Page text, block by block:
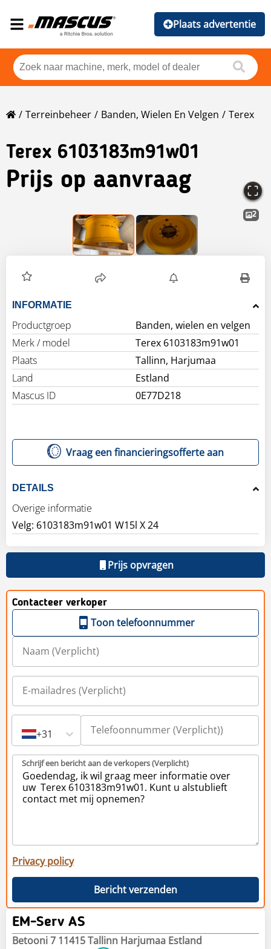
Plaats advertentie
Terreinbeheer Banden, Wielen En Velgen Terex
Terex 6103183m91w01
Prijs op aanvraag
2
INFORMATIE
Productgroep
Banden, wielen en velgen
Merk / model
Terex 6103183m91w01
Plaats
Tallinn, Harjumaa
Land
Estland
Mascus ID
0E77D218
Vraag een financieringsofferte aan
DETAILS
Overige informatie
Velg: 6103183m91w01 W15l X 24
Prijs opvragen
Contacteer verkoper
Toon telefoonnummer
+31
Schrijf een bericht aan de verkopers (Verplicht)
Privacy policy
Bericht verzenden
EM-Serv AS
Betooni 7 11415 Tallinn Harjumaa Estland